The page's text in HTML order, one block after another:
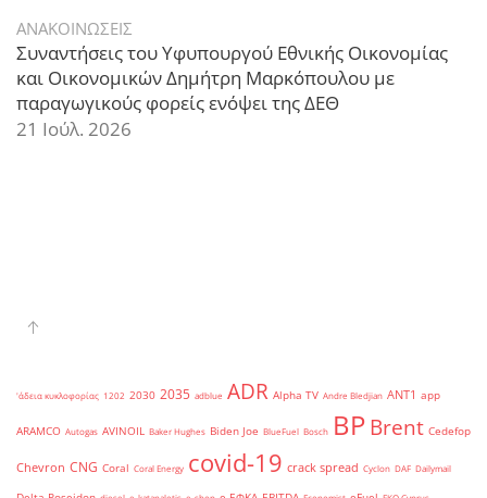
ΑΝΑΚΟΙΝΩΣΕΙΣ
Συναντήσεις του Υφυπουργού Εθνικής Οικονομίας
και Οικονομικών Δημήτρη Μαρκόπουλου με
παραγωγικούς φορείς ενόψει της ΔΕΘ
21 Ιούλ. 2026
'άδεια κυκλοφορίας 1202 2030 2035 adblue ADR Alpha TV Andre Bledjian ANT1 app
ARAMCO Autogas AVINOIL Baker Hughes Biden Joe BlueFuel Bosch BPBrent Cedefop
Chevron CNG Coral Coral Energy covid-19 crack spread Cyclon DAF Dailymail